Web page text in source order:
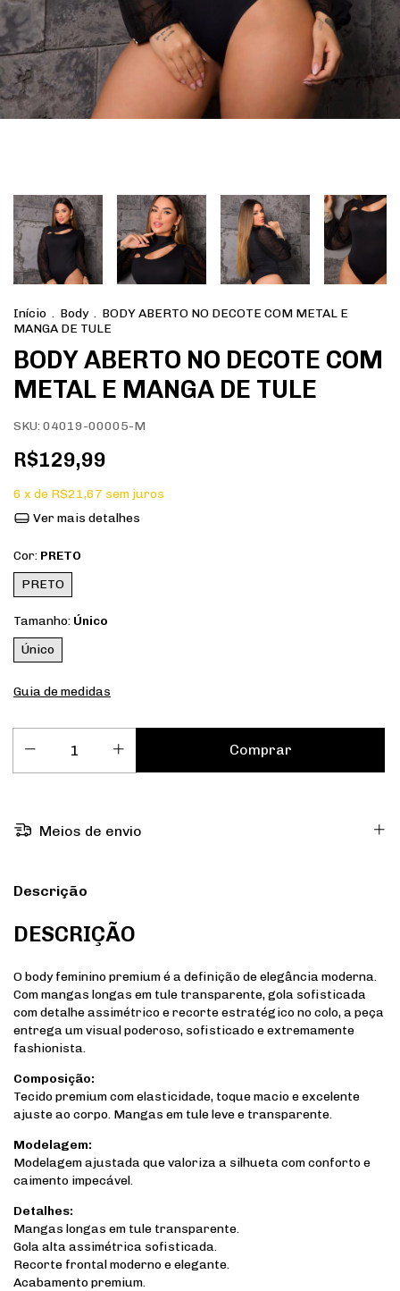
Início . Body . BODY ABERTO NO DECOTE COM METAL E
MANGA DE TULE
BODY ABERTO NO DECOTE COM
METAL E MANGA DE TULE
SKU: 04019-00005-M
R$129,99
6 x de R$21,67 sem juros
Ver mais detalhes
Cor: PRETO
PRETO
Tamanho: Único
Único
Guia de medidas
Meios de envio
Descrição
DESCRIÇÃO
O body feminino premium é a definição de elegância moderna.
Com mangas longas em tule transparente, gola sofisticada
com detalhe assimétrico e recorte estratégico no colo, a peça
entrega um visual poderoso, sofisticado e extremamente
fashionista.
Composição:
Tecido premium com elasticidade, toque macio e excelente
ajuste ao corpo. Mangas em tule leve e transparente.
Modelagem:
Modelagem ajustada que valoriza a silhueta com conforto e
caimento impecável.
Detalhes:
Mangas longas em tule transparente.
Gola alta assimétrica sofisticada.
Recorte frontal moderno e elegante.
Acabamento premium.